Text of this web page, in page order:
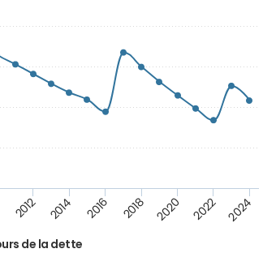
de la dette
2012 2014 2016 2018 2020 2022 2024